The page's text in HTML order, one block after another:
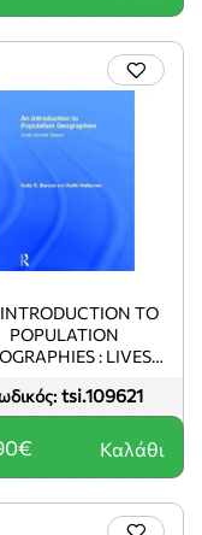
tsi.109621
TO
POPULATION
: LIVES
Καλάθι